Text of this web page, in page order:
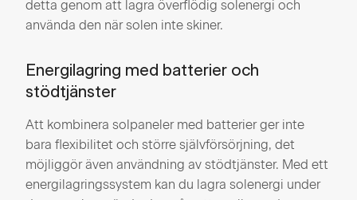
detta genom att lagra överflödig solenergi och
använda den när solen inte skiner.
Energilagring med batterier och
stödtjänster
Att kombinera solpaneler med batterier ger inte
bara flexibilitet och större självförsörjning, det
möjliggör även användning av stödtjänster. Med ett
energilagringssystem kan du lagra solenergi under